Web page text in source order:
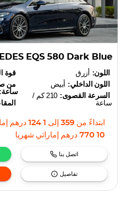
EQS 580 Dark Blue
قوة
ساعة:
اللون: أزرق
اللون الداخلي: أبيض
السرعة القصوى:
210 كم /
ساعة
ابتداءً من 359 إلى 1 124 درهم
10 770
درهم إماراتي شهريا
اتصل بنا
تفاصيل